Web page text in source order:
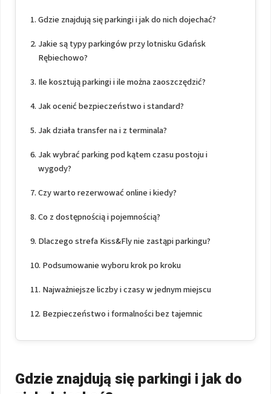
Gdzie znajdują się parkingi i jak do nich dojechać?
Jakie są typy parkingów przy lotnisku Gdańsk
Rębiechowo?
Ile kosztują parkingi i ile można zaoszczędzić?
Jak ocenić bezpieczeństwo i standard?
Jak działa transfer na i z terminala?
Jak wybrać parking pod kątem czasu postoju i
wygody?
Czy warto rezerwować online i kiedy?
Co z dostępnością i pojemnością?
Dlaczego strefa Kiss&Fly nie zastąpi parkingu?
Podsumowanie wyboru krok po kroku
Najważniejsze liczby i czasy w jednym miejscu
Bezpieczeństwo i formalności bez tajemnic
Gdzie znajdują się parkingi i jak do